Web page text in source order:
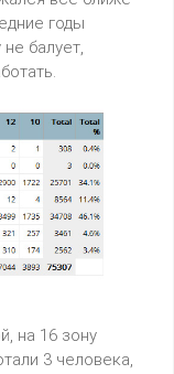
годы
балует,
на 16 зону
3 человека,